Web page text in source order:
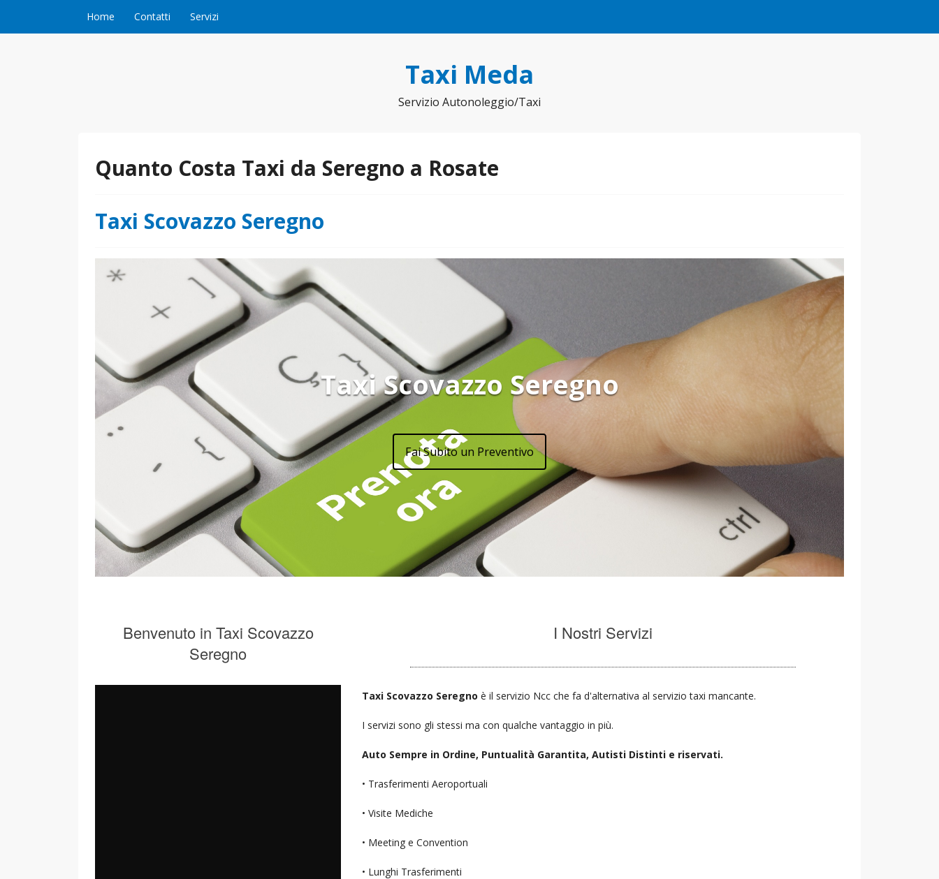
Home Contatti Servizi
Taxi Meda
Servizio Autonoleggio/Taxi
Quanto Costa Taxi da Seregno a Rosate
Taxi Scovazzo Seregno
Taxi Scovazzo Seregno
Fai Subito un Preventivo
Benvenuto in Taxi Scovazzo
Seregno
I Nostri Servizi
Taxi Scovazzo Seregnoè il servizio Ncc che fa d'alternativa al servizio taxi mancante.
I servizi sono gli stessi ma con qualche vantaggio in più.
Auto Sempre in Ordine, Puntualità Garantita, Autisti Distinti e riservati.
• Trasferimenti Aeroportuali
• Visite Mediche
• Meeting e Convention
• Lunghi Trasferimenti